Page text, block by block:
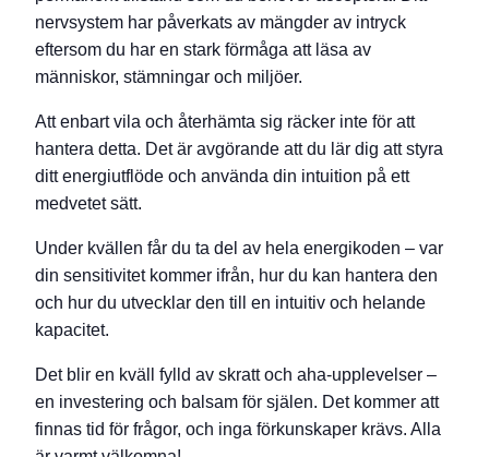
nervsystem har påverkats av mängder av intryck
eftersom du har en stark förmåga att läsa av
människor, stämningar och miljöer.
Att enbart vila och återhämta sig räcker inte för att
hantera detta. Det är avgörande att du lär dig att styra
ditt energiutflöde och använda din intuition på ett
medvetet sätt.
Under kvällen får du ta del av hela energikoden – var
din sensitivitet kommer ifrån, hur du kan hantera den
och hur du utvecklar den till en intuitiv och helande
kapacitet.
Det blir en kväll fylld av skratt och aha-upplevelser –
en investering och balsam för själen. Det kommer att
finnas tid för frågor, och inga förkunskaper krävs. Alla